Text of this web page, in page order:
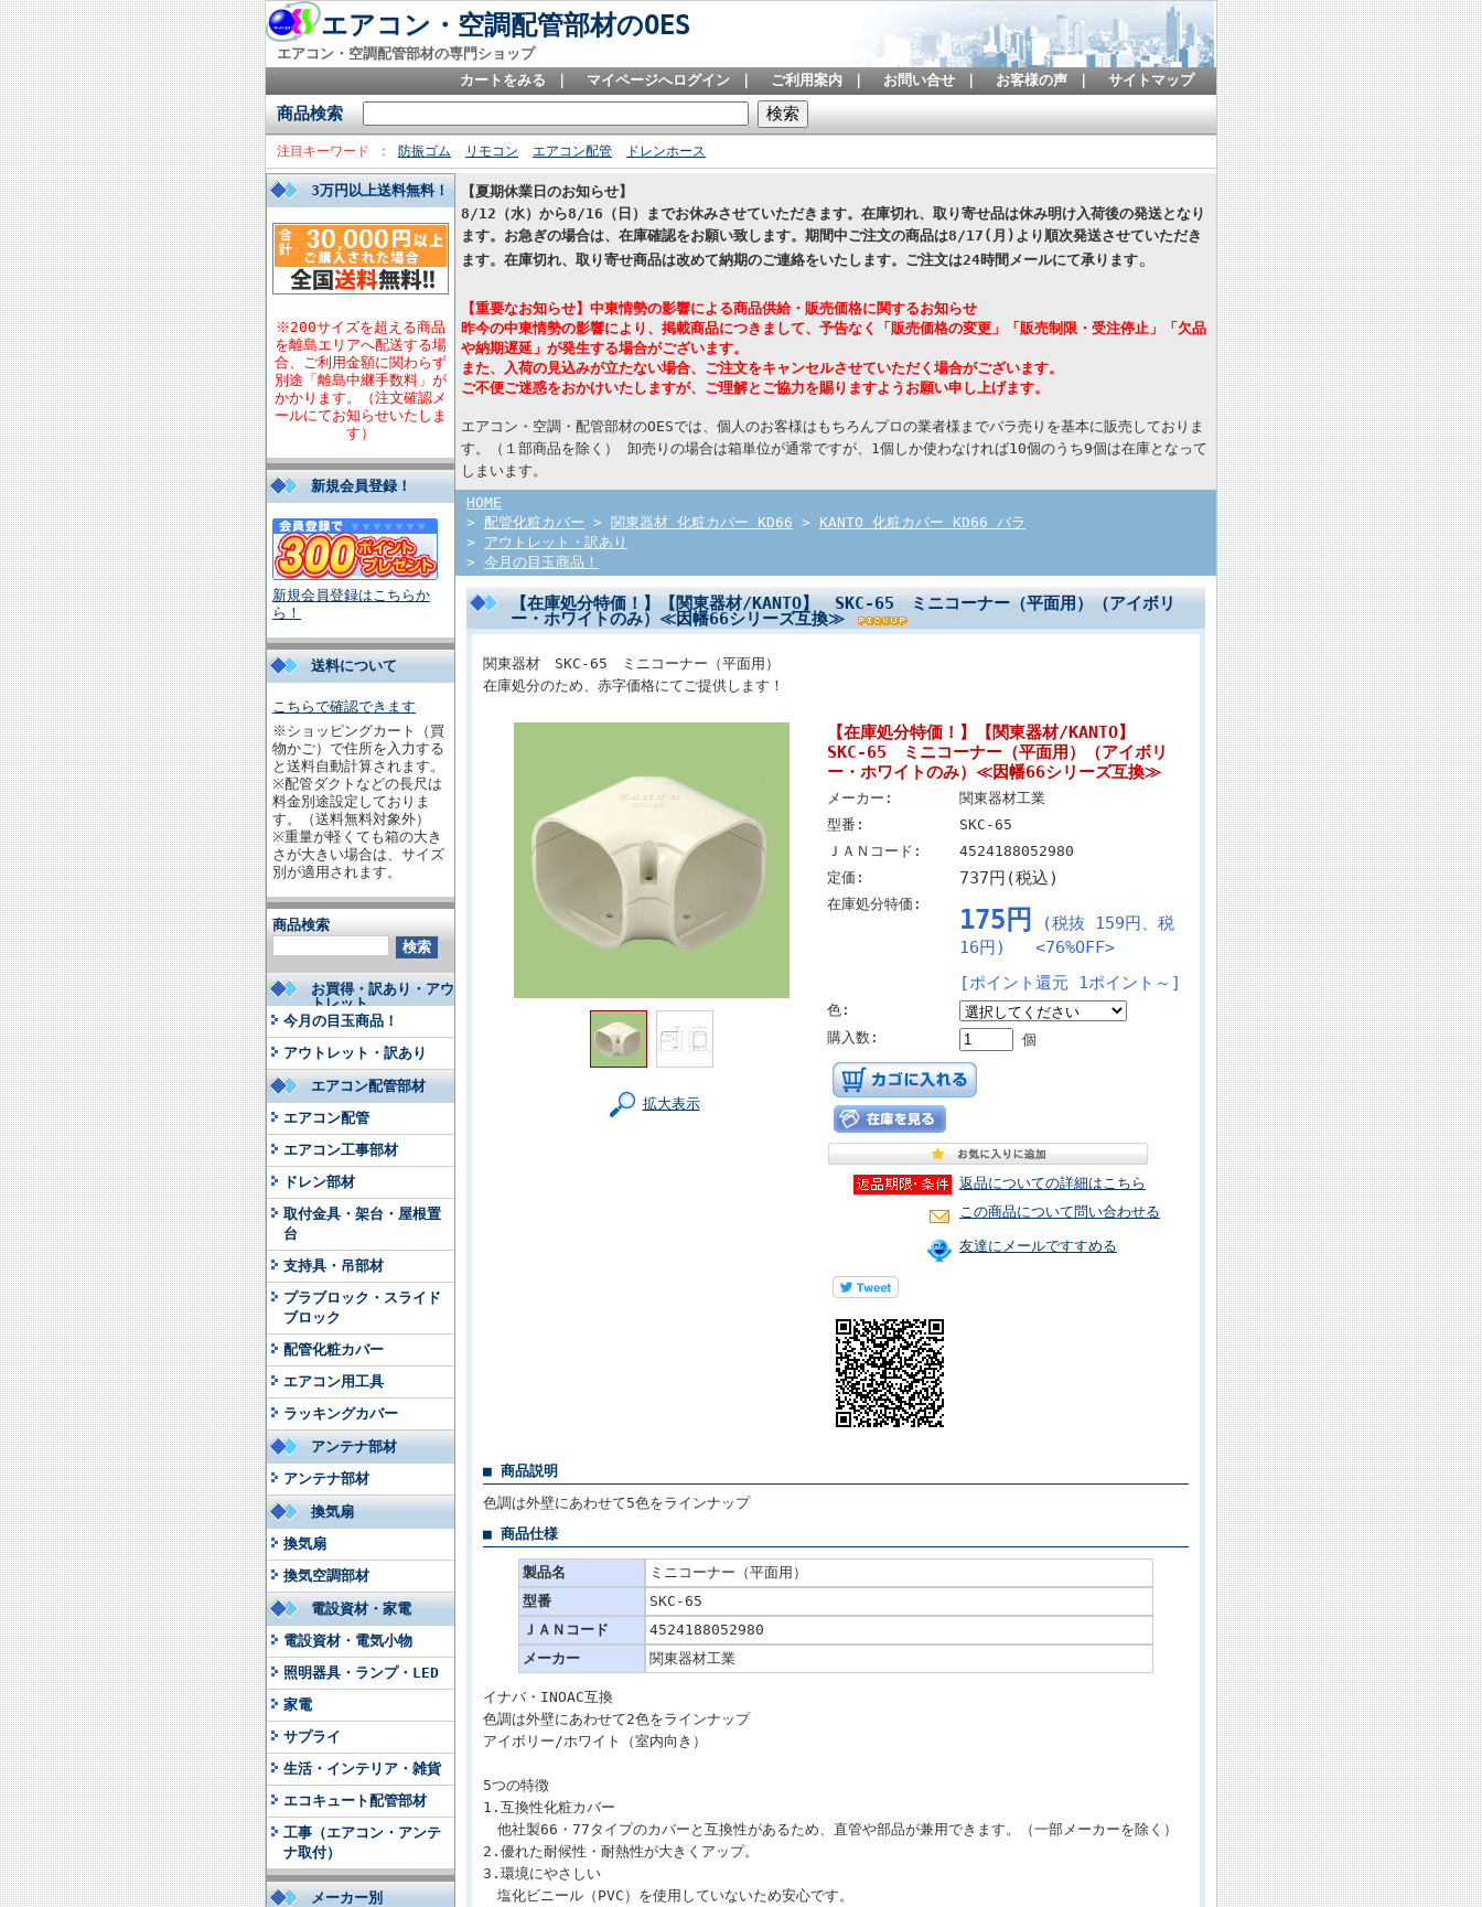
エアコン・空調配管部材のOES
エアコン・空調配管部材の専門ショップ
カートをみる
マイページへログイン ご利用案内 お問い合せ お客様の声 サイトマップ
商品検索
注目キーワード 防振ゴム リモコン エアコン配管 ドレンホース
3万円以上送料無料！
※200サイズを超える商品
を離島エリアへ配送する場
合、ご利用金額に関わらず
別途「離島中継手数料」が
かかります。（注文確認メ
ールにてお知らせいたしま
す）
新規会員登録！
新規会員登録はこちらか
ら！
送料について
こちらで確認できます
※ショッピングカート（買
物かご）で住所を入力する
と送料自動計算されます。
※配管ダクトなどの長尺は
料金別途設定しておりま
す。（送料無料対象外）
※重量が軽くても箱の大き
さが大きい場合は、サイズ
別が適用されます。
商品検索
お買得・訳あり・アウ
トレット
今月の目玉商品！
アウトレット・訳あり
エアコン配管部材
エアコン配管
エアコン工事部材
ドレン部材
取付金具・架台・屋根置
台
支持具・吊部材
プラブロック・スライド
ブロック
配管化粧カバー
エアコン用工具
ラッキングカバー
アンテナ部材
アンテナ部材
換気扇
換気扇
換気空調部材
電設資材・家電
電設資材・電気小物
照明器具・ランプ・LED
家電
サプライ
生活・インテリア・雑貨
エコキュート配管部材
工事（エアコン・アンテ
ナ取付）
メーカー別
【夏期休業日のお知らせ】
8/12（水）から8/16（日）までお休みさせていただきます。在庫切れ、取り寄せ品は休み明け入荷後の発送となり
ます。お急ぎの場合は、在庫確認をお願い致します。期間中ご注文の商品は8/17(月)より順次発送させていただき
ます。在庫切れ、取り寄せ商品は改めて納期のご連絡をいたします。 ご注文は24時間メールにて承ります。
【重要なお知らせ】中東情勢の影響による商品供給・販売価格に関するお知らせ
昨今の中東情勢の影響により、掲載商品につきまして、予告なく「販売価格の変更」「販売制限・受注停止」「欠品
や納期遅延」が発生する場合がございます。
また、入荷の見込みが立たない場合、ご注文をキャンセルさせていただく場合がございます。
ご不便ご迷惑をおかけいたしますが、ご理解とご協力を賜りますようお願い申し上げます。
エアコン・空調・配管部材のOESでは、個人のお客様はもちろんプロの業者様までバラ売りを基本に販売しておりま
す。（１部商品を除く） 卸売りの場合は箱単位が通常ですが、1個しか使わなければ10個のうち9個は在庫となって
しまいます。
HOME
> 配管化粧カバー > 関東器材 化粧カバー KD66 > KANTO 化粧カバー KD66 バラ
> アウトレット・訳あり
> 今月の目玉商品！
【在庫処分特価！】【関東器材/KANTO】 SKC-65 ミニコーナー（平面用）（アイボリ
ー・ホワイトのみ）≪因幡66シリーズ互換≫
関東器材 SKC-65 ミニコーナー（平面用）
在庫処分のため、赤字価格にてご提供します！
拡大表示
【在庫処分特価！】【関東器材/KANTO】
SKC-65 ミニコーナー（平面用）（アイボリ
ー・ホワイトのみ）≪因幡66シリーズ互換≫
メーカー:
関東器材工業
型番:
SKC-65
ＪＡＮコード:
4524188052980
定価:
737円(税込)
在庫処分特価:
175円
(税抜 159円、税
16円) <76%OFF>
[ポイント還元 1ポイント～]
色:
購入数:
個
返品についての詳細はこちら
この商品について問い合わせる
友達にメールですすめる
■ 商品説明
色調は外壁にあわせて5色をラインナップ
■ 商品仕様
製品名
ミニコーナー（平面用）
型番
SKC-65
ＪＡＮコード
4524188052980
メーカー
関東器材工業
イナバ・INOAC互換
色調は外壁にあわせて2色をラインナップ
アイボリー/ホワイト（室内向き）
5つの特徴
1.互換性化粧カバー
他社製66・77タイプのカバーと互換性があるため、直管や部品が兼用できます。（一部メーカーを除く）
2.優れた耐候性・耐熱性が大きくアップ。
3.環境にやさしい
塩化ビニール（PVC）を使用していないため安心です。